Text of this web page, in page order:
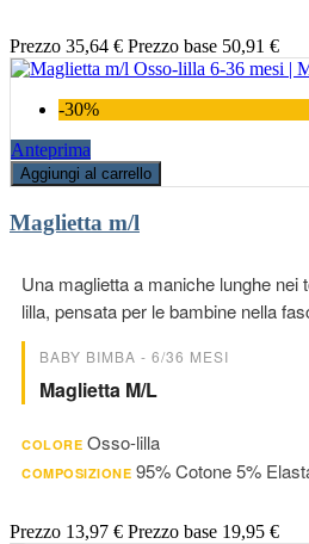
Prezzo 35,64 € Prezzo base 50,91 €
-30%
Anteprima
Aggiungi al carrello
Maglietta m/l
Una maglietta a maniche lunghe nei
lilla, pensata per le bambine nella
BABY BIMBA - 6/36 MESI
Maglietta M/l
COLORE Osso-lilla
COMPOSIZIONE 95% Cotone 5%
Prezzo 13,97 € Prezzo base 19,95 €